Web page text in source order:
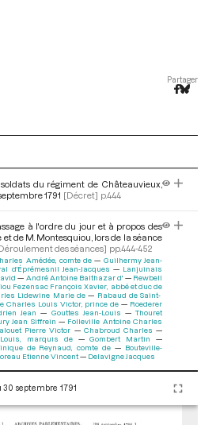
Partager
du régiment de Châteauvieux,
1791 [Décret] p.444
à l'ordre du jour et à propos des
de M. Montesquiou, lors de la séance
des séances] pp.444-452
Amédée, comte de
Guilhermy Jean-
d'Éprémesnil Jean-Jacques
Lanjuinais
André Antoine Balthazar d'
Rewbell
Fezensac François Xavier, abbé et duc de
Lidewine Marie de
Rabaud de Saint-
Charles Louis Victor, prince de
Roederer
Jean Gouttes Jean-Louis
Thouret
Jean Siffrein
Folleville Antoine Charles
Pierre Victor
Chabroud Charles
marquis de
Gombert Martin
de Reynaud, comte de
Bouteville-
Etienne Vincent Delavigne Jacques
30 septembre 1791